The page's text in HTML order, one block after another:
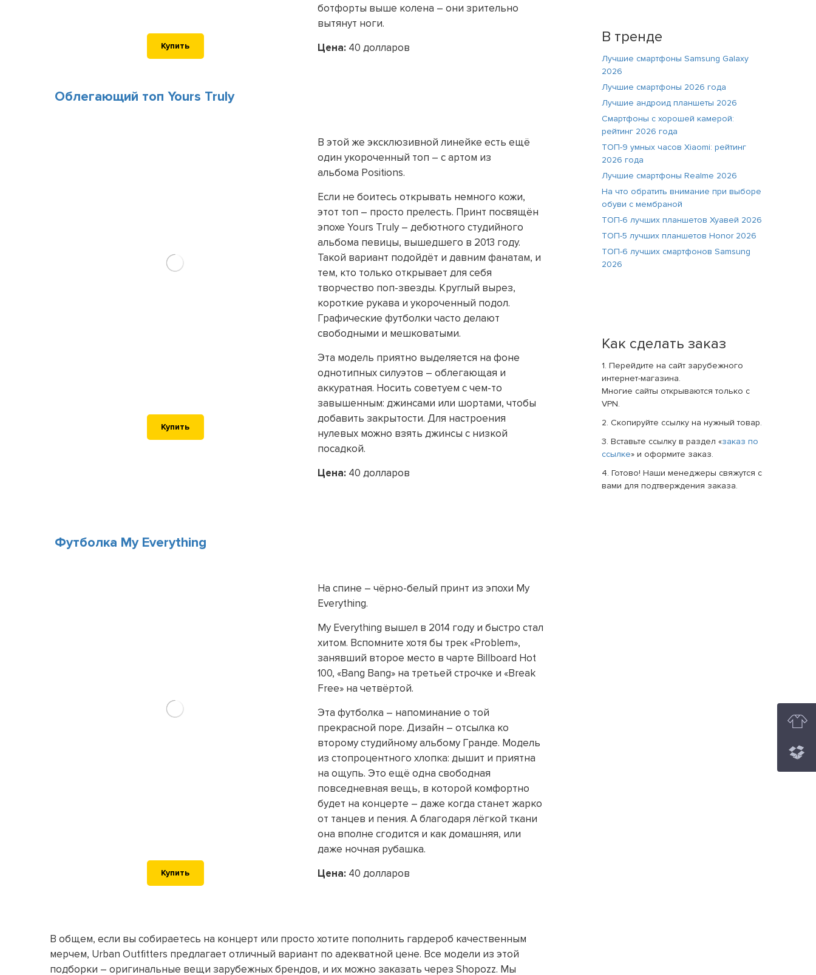
Купить
ботфорты выше колена – они зрительно
вытянут ноги.
Цена: 40 долларов
Облегающий топ Yours Truly
В этой же эксклюзивной линейке есть ещё
один укороченный топ – с артом из
альбома Positions.
Если не боитесь открывать немного кожи,
этот топ – просто прелесть. Принт посвящён
эпохе Yours Truly – дебютного студийного
альбома певицы, вышедшего в 2013 году.
Такой вариант подойдёт и давним фанатам, и
тем, кто только открывает для себя
творчество поп-звезды. Круглый вырез,
короткие рукава и укороченный подол.
Графические футболки часто делают
свободными и мешковатыми.
Эта модель приятно выделяется на фоне
однотипных силуэтов – облегающая и
аккуратная. Носить советуем с чем-то
завышенным: джинсами или шортами, чтобы
добавить закрытости. Для настроения
нулевых можно взять джинсы с низкой
посадкой.
Цена: 40 долларов
Футболка My Everything
На спине – чёрно-белый принт из эпохи My
Everything.
My Everything вышел в 2014 году и быстро стал
хитом. Вспомните хотя бы трек «Problem»,
занявший второе место в чарте Billboard Hot
100, «Bang Bang» на третьей строчке и «Break
Free» на четвёртой.
Эта футболка – напоминание о той
прекрасной поре. Дизайн – отсылка ко
второму студийному альбому Гранде. Модель
из стопроцентного хлопка: дышит и приятна
на ощупь. Это ещё одна свободная
повседневная вещь, в которой комфортно
будет на концерте – даже когда станет жарко
от танцев и пения. А благодаря лёгкой ткани
она вполне сгодится и как домашняя, или
даже ночная рубашка.
Цена: 40 долларов
В общем, если вы собираетесь на концерт или просто хотите пополнить гардероб качественным
мерчем, Urban Outfitters предлагает отличный вариант по адекватной цене. Все модели из этой
В тренде
Лучшие смартфоны Samsung Galaxy
2026
Лучшие смартфоны 2026 года
Лучшие андроид планшеты 2026
Смартфоны с хорошей камерой:
рейтинг 2026 года
ТОП-9 умных часов Xiaomi: рейтинг
2026 года
Лучшие смартфоны Realme 2026
На что обратить внимание при выборе
обуви с мембраной
ТОП-6 лучших планшетов Хуавей 2026
ТОП-5 лучших планшетов Honor 2026
ТОП-6 лучших смартфонов Samsung
2026
Как сделать заказ
1. Перейдите на сайт зарубежного
интернет-магазина.
Многие сайты открываются только с
VPN.
2. Скопируйте ссылку на нужный товар.
3. Вставьте ссылку в раздел «заказ по
ссылке» и оформите заказ.
4. Готово! Наши менеджеры свяжутся с
вами для подтверждения заказа.